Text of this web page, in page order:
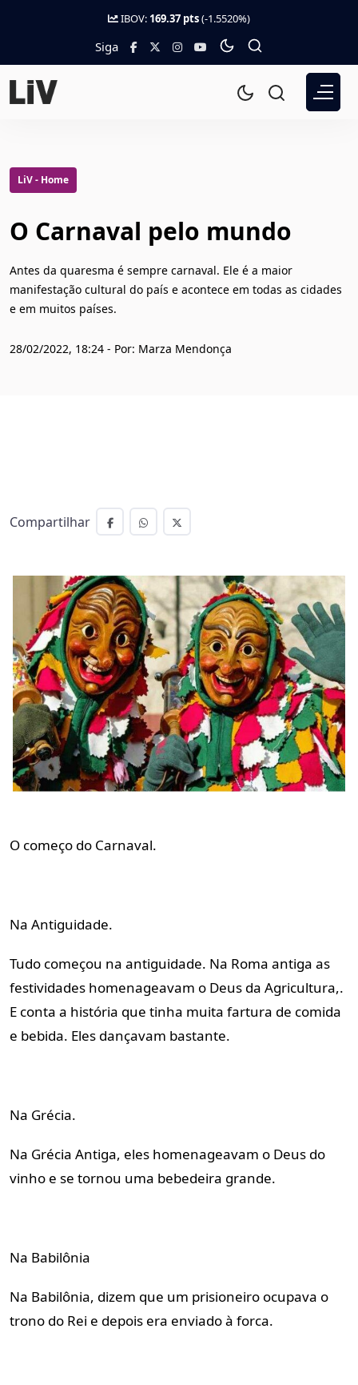
IBOV: 169.37 pts(-1.5520%)
Siga
LiV - Home
O Carnaval pelo mundo
Antes da quaresma é sempre carnaval. Ele é a maior
manifestação cultural do país e acontece em todas as cidades
e em muitos países.
28/02/2022, 18:24 - Por: Marza Mendonça
Compartilhar
O começo do Carnaval.
Na Antiguidade.
Tudo começou na antiguidade. Na Roma antiga as
festividades homenageavam o Deus da Agricultura,.
E conta a história que tinha muita fartura de comida
e bebida. Eles dançavam bastante.
Na Grécia.
Na Grécia Antiga, eles homenageavam o Deus do
vinho e se tornou uma bebedeira grande.
Na Babilônia
Na Babilônia, dizem que um prisioneiro ocupava o
trono do Rei e depois era enviado à forca.